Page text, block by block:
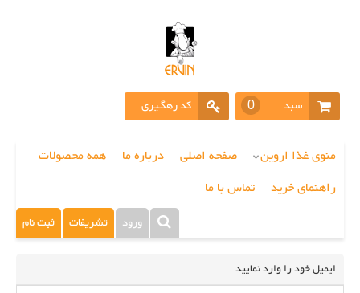
0
سبد
کد رهگـیری
منوی غذا اروین صفحه اصلی درباره ما
همه محصولات
راهنمای خرید
تماس با ما
ثبت نام تشریفات ورود
ایمیل خود را وارد نمایید